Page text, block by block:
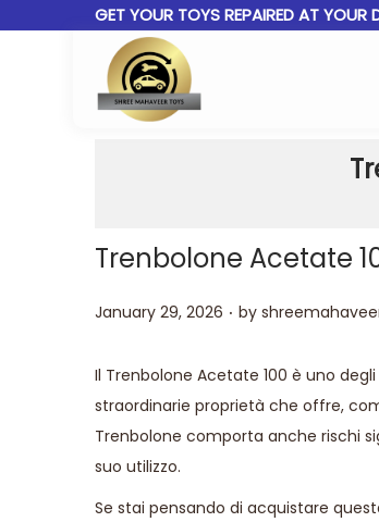
GET YOUR TOYS REPAIRED AT YOUR
Trenbolone Acetate
Posted on
January 29, 2026 . by
Il Trenbolone Acetate 100 è uno
straordinarie proprietà che offre,
Trenbolone comporta anche rischi
suo utilizzo.
Se stai pensando di acquistare